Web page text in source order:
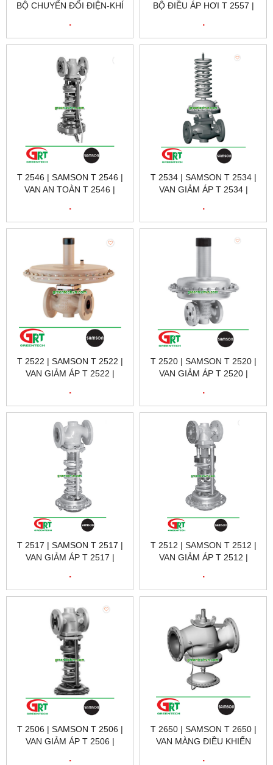
BỘ CHUYỂN ĐỔI ĐIỆN-KHÍ
CONVERTER I/P6116
.
BỘ ĐIỀU ÁP HƠI T 2557 |
.
T 2546 | SAMSON T 2546 |
VAN AN TOÀN T 2546 |
.
T 2534 | SAMSON T 2534 |
VAN GIẢM ÁP T 2534 |
.
T 2522 | SAMSON T 2522 |
VAN GIẢM ÁP T 2522 |
.
T 2520 | SAMSON T 2520 |
VAN GIẢM ÁP T 2520 |
.
T 2517 | SAMSON T 2517 |
VAN GIẢM ÁP T 2517 |
.
T 2512 | SAMSON T 2512 |
VAN GIẢM ÁP T 2512 |
.
T 2506 | SAMSON T 2506 |
VAN GIẢM ÁP T 2506 |
.
T 2650 | SAMSON T 2650 |
VAN MÀNG ĐIỀU KHIỂN
.